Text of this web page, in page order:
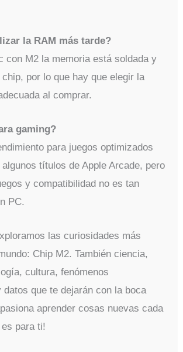
la RAM más tarde?
con M2 la memoria está soldada y
por lo que hay que elegir la
al comprar.
gaming?
para juegos optimizados
títulos de Apple Arcade, pero
y compatibilidad no es tan
PC.
las curiosidades más
Chip M2. También ciencia,
cultura, fenómenos
datos que te dejarán con la boca
aprender cosas nuevas cada
para ti!